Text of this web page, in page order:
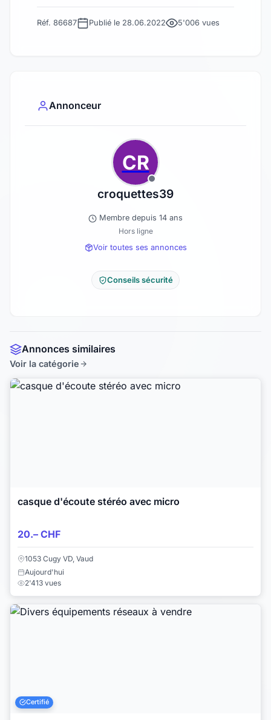
Réf. 86687 Publié le 28.06.2022 5'006 vues
Annonceur
CR
croquettes39
Membre depuis 14 ans
Hors ligne
Voir toutes ses annonces
Conseils sécurité
Annonces similaires
Voir la catégorie
casque d'écoute stéréo avec micro
20.– CHF
1053 Cugy VD, Vaud
Aujourd'hui
2'413 vues
Certifié